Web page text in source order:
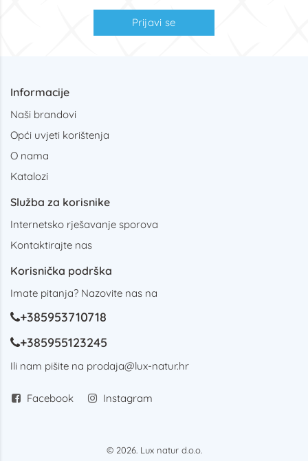
Prijavi se
Informacije
Naši brandovi
Opći uvjeti korištenja
O nama
Katalozi
Služba za korisnike
Internetsko rješavanje sporova
Kontaktirajte nas
Korisnička podrška
Imate pitanja? Nazovite nas na
+385953710718
+385955123245
Ili nam pišite na prodaja@lux-natur.hr
Facebook Instagram
© 2026. Lux natur d.o.o.